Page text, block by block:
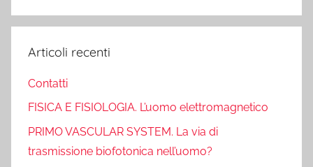
Articoli recenti
Contatti
FISICA E FISIOLOGIA. L’uomo elettromagnetico
PRIMO VASCULAR SYSTEM. La via di
trasmissione biofotonica nell’uomo?